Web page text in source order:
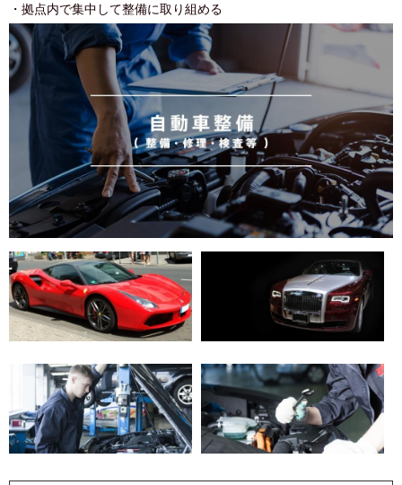
・拠点内で集中して整備に取り組める